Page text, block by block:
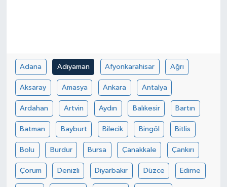
Adana Adıyaman Afyonkarahisar Ağrı
Aksaray Amasya Ankara Antalya
Ardahan Artvin Aydın Balıkesir Bartın
Batman Bayburt Bilecik Bingöl Bitlis
Bolu Burdur Bursa Çanakkale Çankırı
Çorum Denizli Diyarbakır Düzce Edirne